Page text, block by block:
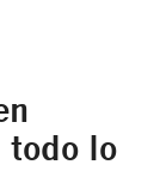
todo lo